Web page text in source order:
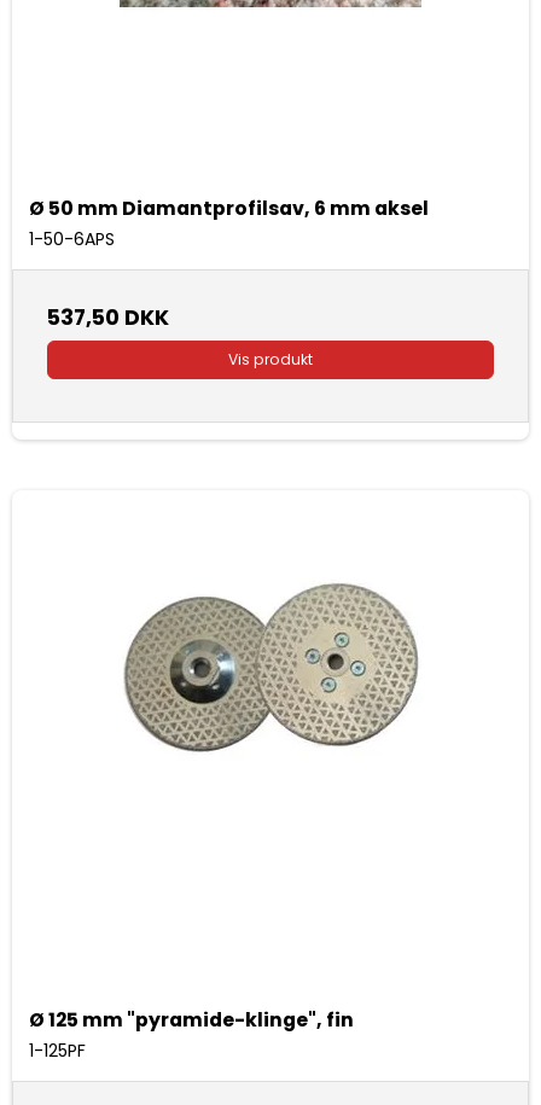
Ø 50 mm Diamantprofilsav, 6 mm aksel
1-50-6APS
537,50 DKK
Vis produkt
Ø 125 mm "pyramide-klinge", fin
1-125PF